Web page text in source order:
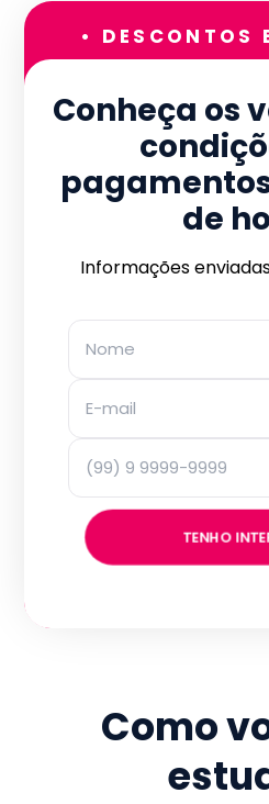
• DESCONTOS
Conheça os
de
Informações
TENHO
Como